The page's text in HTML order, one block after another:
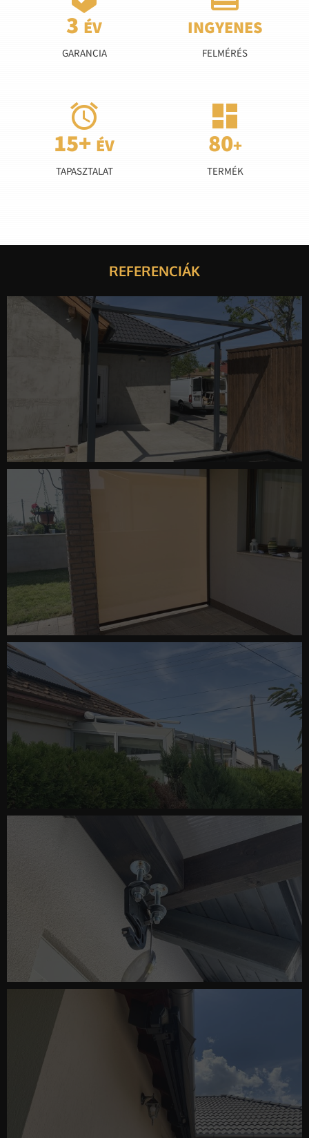
GARANCIA FELMÉRÉS

TAPASZTALAT

TERMÉK
REFERENCIÁK